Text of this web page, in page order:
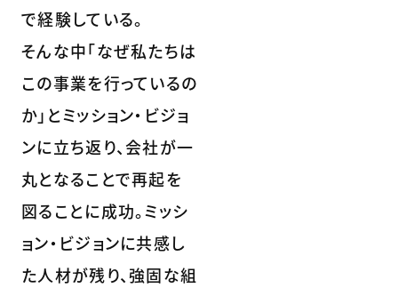
で経験している。
そんな中「なぜ私たちは
この事業を行っているの
か」とミッション・ビジョ
ンに立ち返り、会社が一
丸となることで再起を
図ることに成功。ミッシ
ョン・ビジョンに共感し
た人材が残り、強固な組